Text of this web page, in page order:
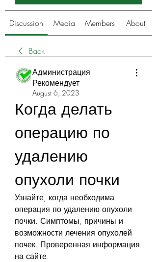
Discussion Media Members About
Back
Администрация
Рекомендует
August 6, 2023
Когда делать
операцию по
удалению
опухоли почки
Узнайте, когда необходима
операция по удалению опухоли
почки. Симптомы, причины и
возможности лечения опухолей
почек. Проверенная информация
на сайте.